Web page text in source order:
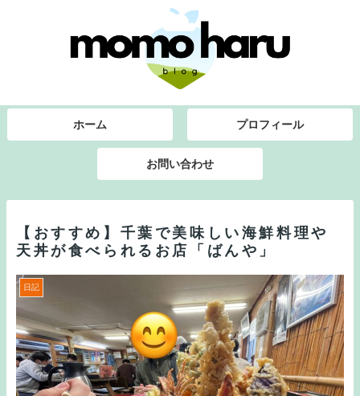
ホーム プロフィール
お問い合わせ
【おすすめ】千葉で美味しい海鮮料理や
天丼が食べられるお店「ばんや」
日記